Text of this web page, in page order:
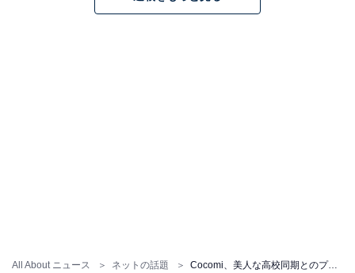
All About ニュース ネットの話題 Cocomi、美人な高校同期とのプライベートショット公開！ 愛犬とのツーショットも「最高に面白かった」